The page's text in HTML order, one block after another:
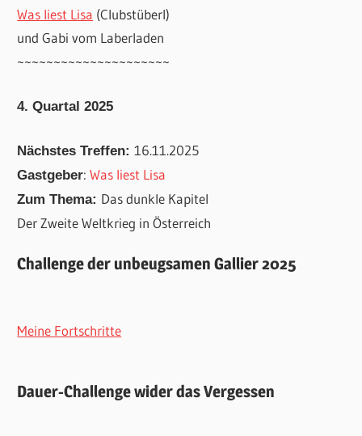
Was liest Lisa (Clubstüberl)
und Gabi vom Laberladen
~~~~~~~~~~~~~~~~~~~~~
4. Quartal 2025
Nächstes Treffen:16.11.2025
Gastgeber:Was liest Lisa
Zum Thema: Das dunkle Kapitel
Der Zweite Weltkrieg in Österreich
Challenge der unbeugsamen Gallier 2025
Meine Fortschritte
Dauer-Challenge wider das Vergessen